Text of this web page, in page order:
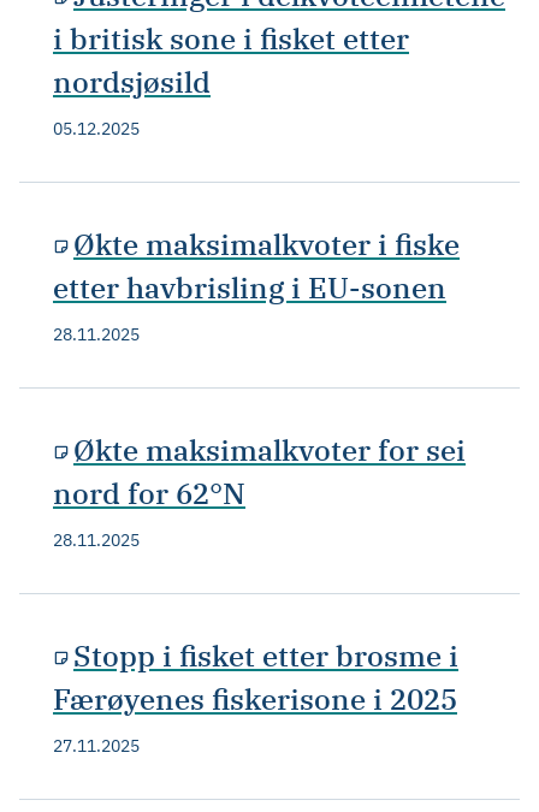
i britisk sone i fisket etter
nordsjøsild
05.12.2025
Økte maksimalkvoter i fiske
etter havbrisling i EU-sonen
28.11.2025
Økte maksimalkvoter for sei
nord for 62°N
28.11.2025
Stopp i fisket etter brosme i
Færøyenes fiskerisone i 2025
27.11.2025